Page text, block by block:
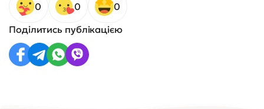
0
0
0
Поділитись публікацією